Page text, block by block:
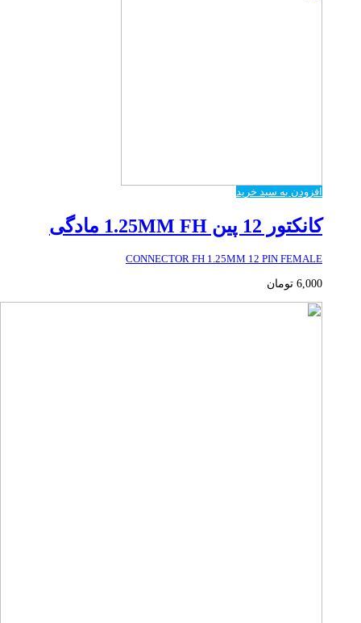
افزودن به سبد خرید
کانکتور 12 پین 1.25MM FH مادگی
CONNECTOR FH 1.25MM 12 PIN FEMALE
6,000 تومان